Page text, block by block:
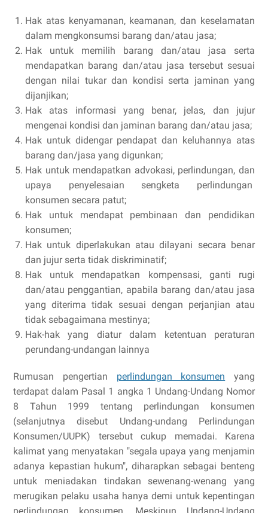
Hak atas kenyamanan, keamanan, dan keselamatan
dalam mengkonsumsi barang dan/atau jasa;
Hak untuk memilih barang dan/atau jasa serta
mendapatkan barang dan/atau jasa tersebut sesuai
dengan nilai tukar dan kondisi serta jaminan yang
dijanjikan;
Hak atas informasi yang benar, jelas, dan jujur
mengenai kondisi dan jaminan barang dan/atau jasa;
Hak untuk didengar pendapat dan keluhannya atas
barang dan/jasa yang digunkan;
Hak untuk mendapatkan advokasi, perlindungan, dan
upaya penyelesaian sengketa perlindungan
konsumen secara patut;
Hak untuk mendapat pembinaan dan pendidikan
konsumen;
Hak untuk diperlakukan atau dilayani secara benar
dan jujur serta tidak diskriminatif;
Hak untuk mendapatkan kompensasi, ganti rugi
dan/atau penggantian, apabila barang dan/atau jasa
yang diterima tidak sesuai dengan perjanjian atau
tidak sebagaimana mestinya;
Hak-hak yang diatur dalam ketentuan peraturan
perundang-undangan lainnya
Rumusan pengertian perlindungan konsumen yang
terdapat dalam Pasal 1 angka 1 Undang-Undang Nomor
8 Tahun 1999 tentang perlindungan konsumen
(selanjutnya disebut Undang-undang Perlindungan
Konsumen/UUPK) tersebut cukup memadai. Karena
kalimat yang menyatakan "segala upaya yang menjamin
adanya kepastian hukum", diharapkan sebagai benteng
untuk meniadakan tindakan sewenang-wenang yang
merugikan pelaku usaha hanya demi untuk kepentingan